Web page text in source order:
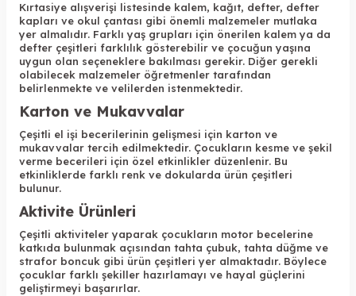
Kırtasiye alışverişi listesinde kalem, kağıt, defter, defter
kapları ve okul çantası gibi önemli malzemeler mutlaka
yer almalıdır. Farklı yaş grupları için önerilen kalem ya da
defter çeşitleri farklılık gösterebilir ve çocuğun yaşına
uygun olan seçeneklere bakılması gerekir. Diğer gerekli
olabilecek malzemeler öğretmenler tarafından
belirlenmekte ve velilerden istenmektedir.
Karton ve Mukavvalar
Çeşitli el işi becerilerinin gelişmesi için karton ve
mukavvalar tercih edilmektedir. Çocukların kesme ve şekil
verme becerileri için özel etkinlikler düzenlenir. Bu
etkinliklerde farklı renk ve dokularda ürün çeşitleri
bulunur.
Aktivite Ürünleri
Çeşitli aktiviteler yaparak çocukların motor becelerine
katkıda bulunmak açısından tahta çubuk, tahta düğme ve
strafor boncuk gibi ürün çeşitleri yer almaktadır. Böylece
çocuklar farklı şekiller hazırlamayı ve hayal güçlerini
geliştirmeyi başarırlar.